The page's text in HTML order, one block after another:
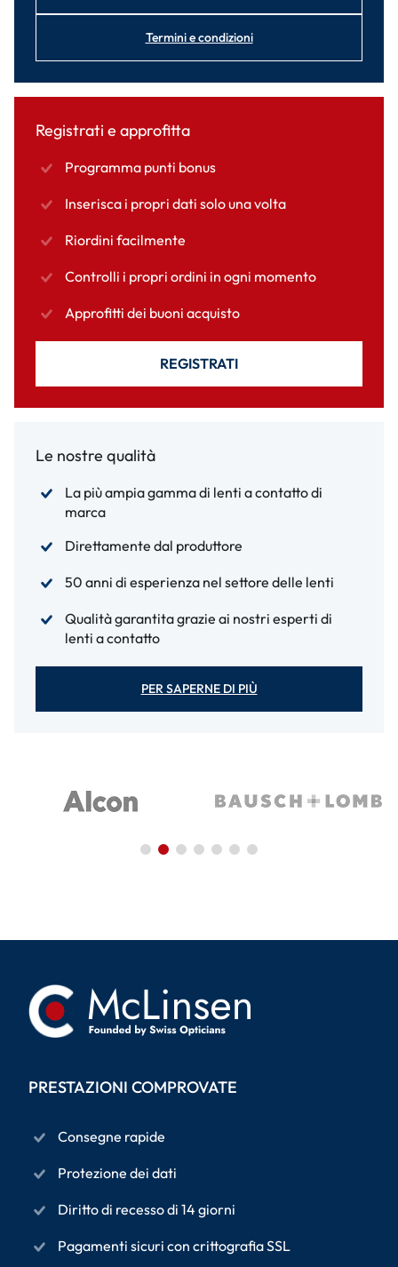
Termini e condizioni
Registrati e approfitta
Programma punti bonus
Inserisca i propri dati solo una volta
Riordini facilmente
Controlli i propri ordini in ogni momento
Approfitti dei buoni acquisto
REGISTRATI
Le nostre qualità
La più ampia gamma di lenti a contatto di
marca
Direttamente dal produttore
50 anni di esperienza nel settore delle lenti
Qualità garantita grazie ai nostri esperti di
lenti a contatto
PER SAPERNE DI PIÙ
PRESTAZIONI COMPROVATE
Consegne rapide
Protezione dei dati
Diritto di recesso di 14 giorni
Pagamenti sicuri con crittografia SSL